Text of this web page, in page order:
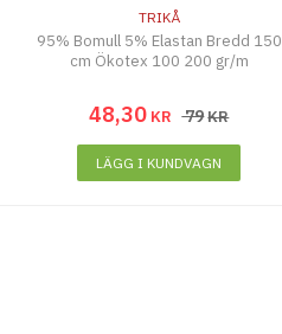
TRIKÅ
95% Bomull 5% Elastan Bredd 150
cm Ökotex 100 200 gr/m
48,30 KR 79KR
LÄGG I KUNDVAGN